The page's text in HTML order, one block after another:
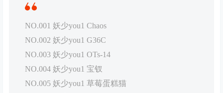
NO.001 妖少you1 Chaos
NO.002 妖少you1 G36C
NO.003 妖少you1 OTs-14
NO.004 妖少you1 宝钗
NO.005 妖少you1 草莓蛋糕猫